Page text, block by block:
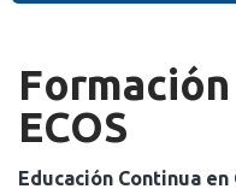
ECOS
Educación Continua